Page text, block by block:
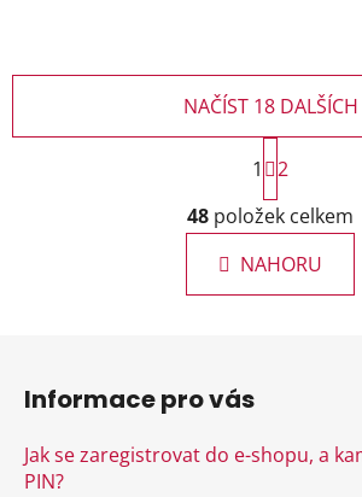
O
v
l
á
d
v
NAČÍST 18 DALŠÍCH
S
t
r
á
n
k
1
2
48 položek celkem
NAHORU
Informace pro vás
Jak se zaregistrovat do e-shopu, a
PIN?